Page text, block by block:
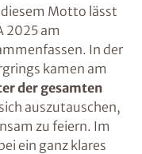
Motto lässt
2025 am
In der
kamen am
der gesamten
auszutauschen,
zu feiern. Im
ein ganz klares